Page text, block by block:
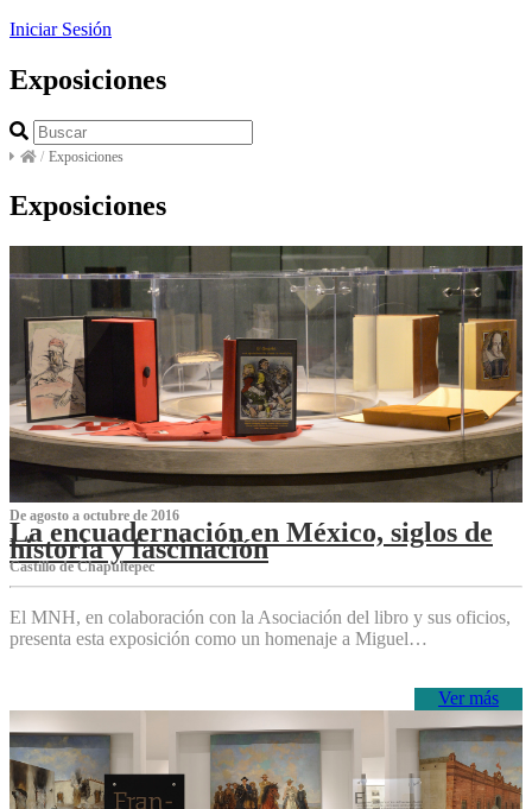
Iniciar Sesión
Exposiciones
/ Exposiciones
Exposiciones
De agosto a octubre de 2016
La encuadernación en México, siglos de
historia y fascinación
Castillo de Chapultepec
El MNH, en colaboración con la Asociación del libro y sus oficios,
presenta esta exposición como un homenaje a Miguel…
Ver más